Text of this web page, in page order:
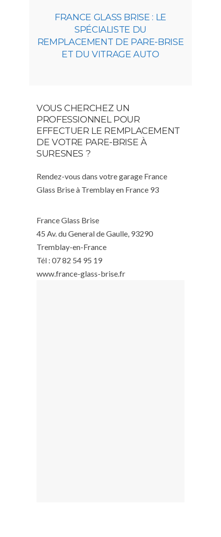
FRANCE GLASS BRISE : LE
SPÉCIALISTE DU
REMPLACEMENT DE PARE-BRISE
ET DU VITRAGE AUTO
VOUS CHERCHEZ UN
PROFESSIONNEL POUR
EFFECTUER LE REMPLACEMENT
DE VOTRE PARE-BRISE À
SURESNES ?
Rendez-vous dans votre garage France
Glass Brise à Tremblay en France 93
France Glass Brise
45 Av. du General de Gaulle, 93290
Tremblay-en-France
Tél : 07 82 54 95 19
www.france-glass-brise.fr